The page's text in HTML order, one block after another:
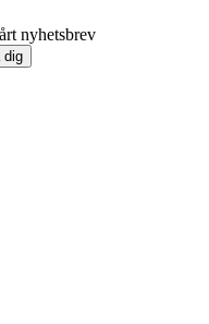
nyhetsbrev
dig